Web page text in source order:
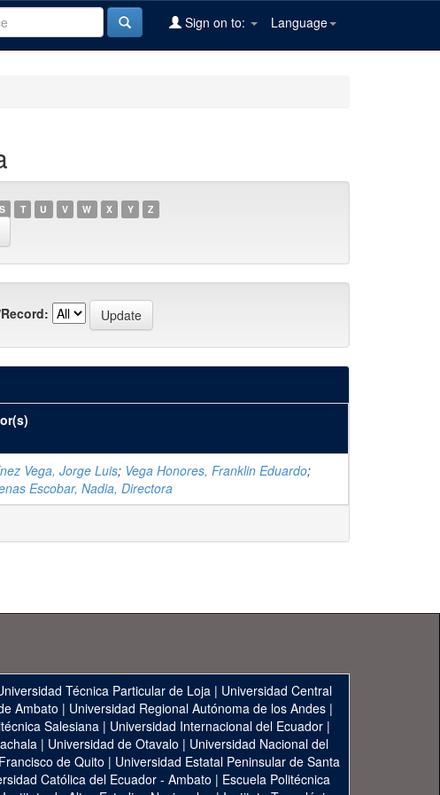
Language
Sign on to:
S T U V W X Y Z
Vega, Jorge Luis; Vega Honores, Franklin Eduardo;
Escobar, Nadia, Directora
Técnica Particular de Loja | Universidad Central
Ambato | Universidad Regional Autónoma de los Andes|
Salesiana| Universidad Internacional del Ecuador|
| Universidad de Otavalo | Universidad Nacional del
de Quito | Universidad Estatal Peninsular de Santa
Católica del Ecuador - Ambato | Escuela Politécnica